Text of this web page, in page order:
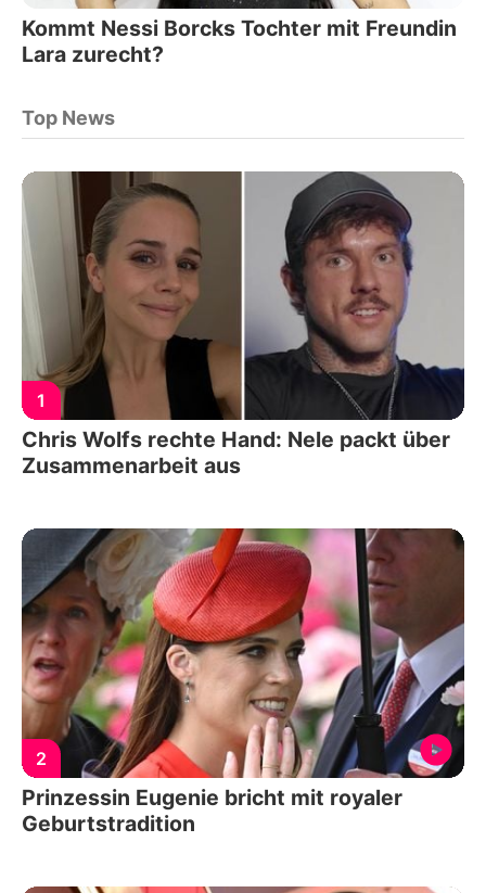
Kommt Nessi Borcks Tochter mit Freundin
Lara zurecht?
Top News
1
Chris Wolfs rechte Hand: Nele packt über
Zusammenarbeit aus
2
Prinzessin Eugenie bricht mit royaler
Geburtstradition